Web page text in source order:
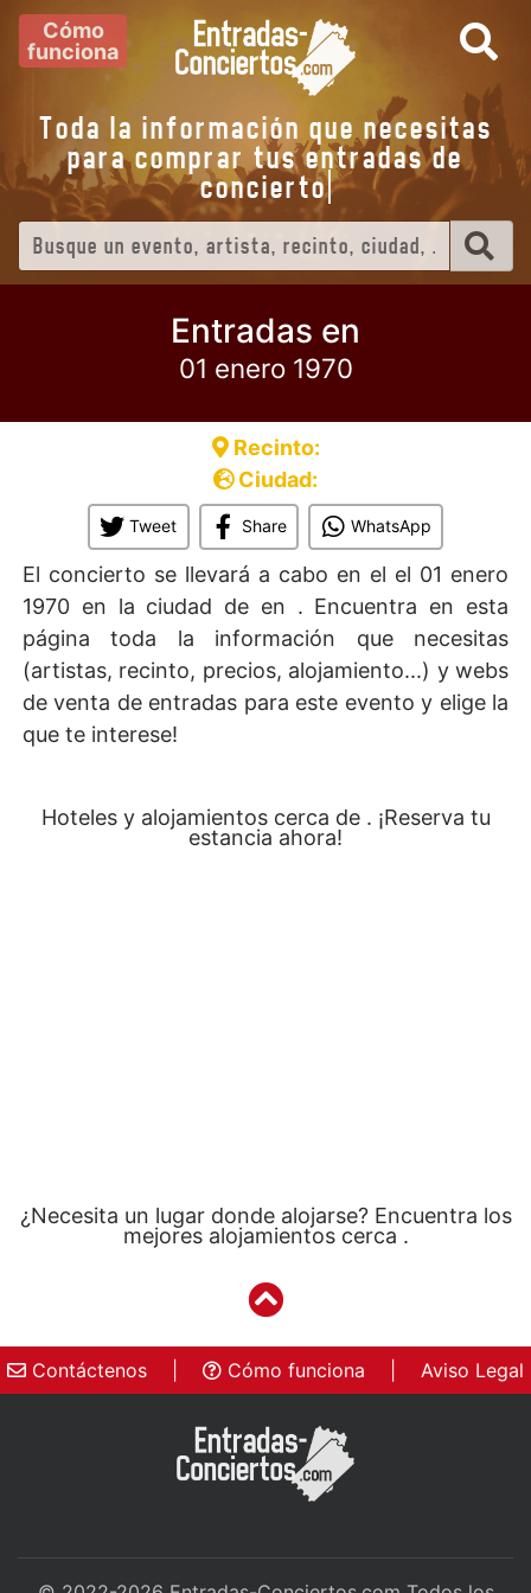
Cómo
funciona
Toda la información que necesitas
para comprar tus entradas de
conciert
Entradas en
01 enero 1970
Recinto:
Ciudad:
Tweet Share WhatsApp
El concierto se llevará a cabo en el el 01 enero
1970 en la ciudad de en . Encuentra en esta
página toda la información que necesitas
(artistas, recinto, precios, alojamiento...) y webs
de venta de entradas para este evento y elige la
que te interese!
Hoteles y alojamientos cerca de . ¡Reserva tu
estancia ahora!
¿Necesita un lugar donde alojarse? Encuentra los
mejores alojamientos cerca .
Contáctenos Cómo funciona Aviso Legal